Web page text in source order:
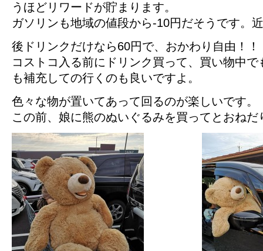
うほどリワードが貯まります。
ガソリンも地域の値段から-10円だそうです。
後ドリンクだけなら60円で、おかわり自由！！
コストコ入る前にドリンク買って、買い物中
も補充しての行くのも良いですよ。
色々な物が置いてあって回るのが楽しいです。
この前、娘に熊のぬいぐるみを買ってとおね